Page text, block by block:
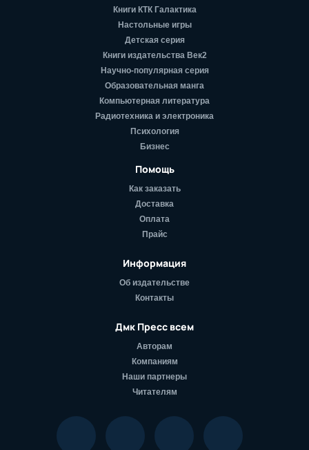
Книги КТК Галактика
Настольные игры
Детская серия
Книги издательства Век2
Научно-популярная серия
Образовательная манга
Компьютерная литература
Радиотехника и электроника
Психология
Бизнес
Помощь
Как заказать
Доставка
Оплата
Прайс
Информация
Об издательстве
Контакты
Дмк Пресс всем
Авторам
Компаниям
Наши партнеры
Читателям